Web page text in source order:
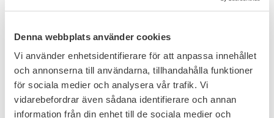
Denna webbplats använder cookies
Vi använder enhetsidentifierare för att anpassa innehållet
och annonserna till användarna, tillhandahålla funktioner
för sociala medier och analysera vår trafik. Vi
vidarebefordrar även sådana identifierare och annan
information från din enhet till de sociala medier och
Rothco Canvas Axelväska
199KR
Rothco Hållare
Vattenflaska MOLLE
Pouch
191KR